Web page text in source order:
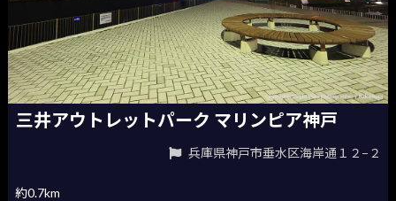
三井アウトレットパーク マリンピア神戸
兵庫県神戸市垂水区海岸通１２−２
約0.7km